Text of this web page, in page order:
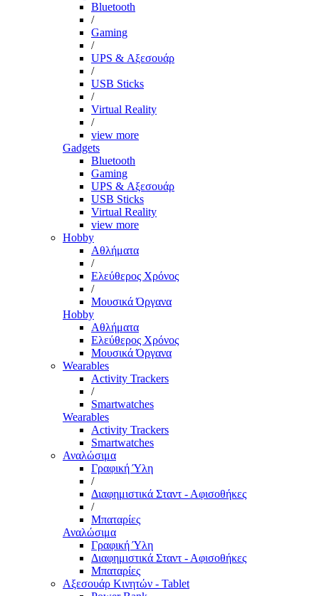
Bluetooth
/
Gaming
/
UPS & Αξεσουάρ
/
USB Sticks
/
Virtual Reality
/
view more
Gadgets
Bluetooth
Gaming
UPS & Αξεσουάρ
USB Sticks
Virtual Reality
view more
Hobby
Αθλήματα
/
Ελεύθερος Χρόνος
/
Μουσικά Όργανα
Hobby
Αθλήματα
Ελεύθερος Χρόνος
Μουσικά Όργανα
Wearables
Activity Trackers
/
Smartwatches
Wearables
Activity Trackers
Smartwatches
Αναλώσιμα
Γραφική Ύλη
/
Διαφημιστικά Σταντ - Αφισοθήκες
/
Μπαταρίες
Αναλώσιμα
Γραφική Ύλη
Διαφημιστικά Σταντ - Αφισοθήκες
Μπαταρίες
Αξεσουάρ Κινητών - Tablet